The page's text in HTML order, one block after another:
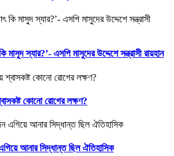
স্যার?’- এসপি মাসুদের উদ্দেশে সন্ত্রাসী রায়হান
কোনো রোগের লক্ষণ?
এগিয়ে আনার সিদ্ধান্ত ছিল ঐতিহাসিক